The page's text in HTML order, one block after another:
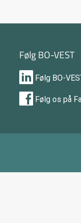
Følg BO-VEST
Følg BO-
Følg os på